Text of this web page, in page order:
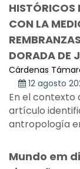
HISTÓRICOS
CON LA
DORADA DE
Cárdenas
12 agosto
En el contexto
artículo
antropología
Mundo em